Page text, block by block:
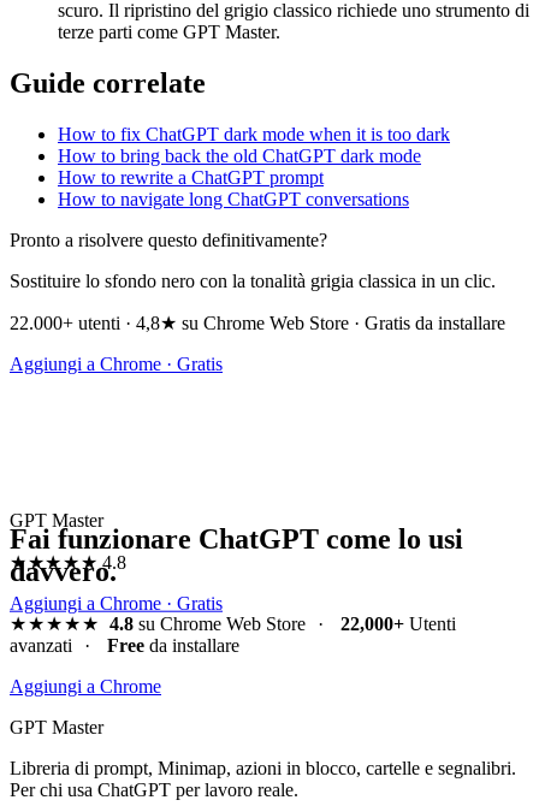
scuro. Il ripristino del grigio classico richiede uno strumento di
terze parti come GPT Master.
Guide correlate
How to fix ChatGPT dark mode when it is too dark
How to bring back the old ChatGPT dark mode
How to rewrite a ChatGPT prompt
How to navigate long ChatGPT conversations
Pronto a risolvere questo definitivamente?
Sostituire lo sfondo nero con la tonalità grigia classica in un clic.
22.000+ utenti · 4,8★ su Chrome Web Store · Gratis da installare
Aggiungi a Chrome · Gratis
GPT Master
★★★★★ 4.8
Aggiungi a Chrome · Gratis
Fai funzionare ChatGPT come lo usi
davvero.
★★★★★ 4.8su Chrome Web Store · 22,000+Utenti
avanzati
· Free da installare
Aggiungi a Chrome
GPT Master
Libreria di prompt, Minimap, azioni in blocco, cartelle e segnalibri.
Per chi usa ChatGPT per lavoro reale.